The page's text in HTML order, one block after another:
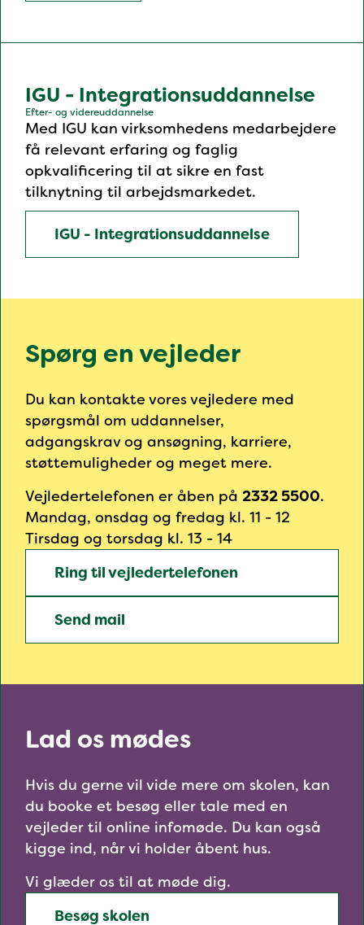
IGU - Integrationsuddannelse
Efter- og videreuddannelse
Med IGU kan virksomhedens medarbejdere
få relevant erfaring og faglig
opkvalificering til at sikre en fast
tilknytning til arbejdsmarkedet.
IGU - Integrationsuddannelse
Spørg en vejleder
Du kan kontakte vores vejledere med
spørgsmål om uddannelser,
adgangskrav og ansøgning, karriere,
støttemuligheder og meget mere.
Vejledertelefonen er åben på 2332 5500.
Mandag, onsdag og fredag kl. 11 - 12
Tirsdag og torsdag kl. 13 - 14
Ring til vejledertelefonen
Send mail
Lad os mødes
Hvis du gerne vil vide mere om skolen, kan
du booke et besøg eller tale med en
vejleder til online infomøde. Du kan også
kigge ind, når vi holder åbent hus.
Vi glæder os til at møde dig.
Besøg skolen